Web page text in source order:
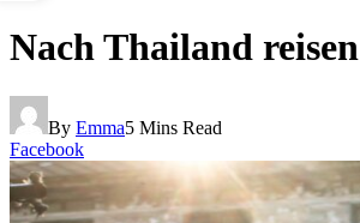
Nach Thailand reisen
By Emma5 Mins Read
Facebook